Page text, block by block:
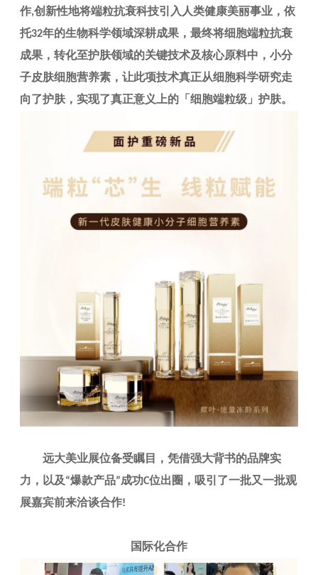
作,创新性地将端粒抗衰科技引入人类健康美丽事业，依
托32年的生物科学领域深耕成果，最终将细胞端粒抗衰
成果，转化至护肤领域的关键技术及核心原料中，小分
子皮肤细胞营养素，让此项技术真正从细胞科学研究走
向了护肤，实现了真正意义上的「细胞端粒级」护肤。
远大美业展位备受瞩目，凭借强大背书的品牌实
力， 以及“爆款产品”成功C位出圈，吸引了一批又一批观
展嘉宾前来洽谈合作!
国际化合作